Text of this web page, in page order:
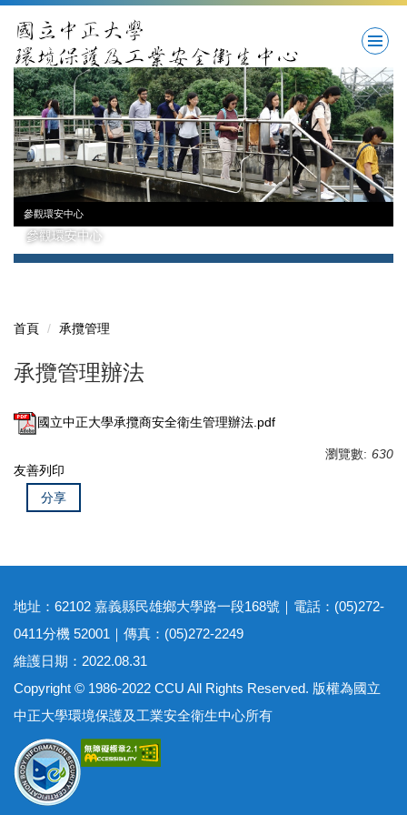
到
主
要
內
容
區
參觀環安中心
參觀環安中心
首頁 承攬管理
承攬管理辦法
國立中正大學承攬商安全衛生管理辦法.pdf
瀏覽數: 630
友善列印
分享
地址：62102 嘉義縣民雄鄉大學路一段168號｜電話：(05)272-
0411分機 52001｜傳真：(05)272-2249
維護日期：2022.08.31
Copyright © 1986-2022 CCU All Rights Reserved. 版權為國立
中正大學環境保護及工業安全衛生中心所有